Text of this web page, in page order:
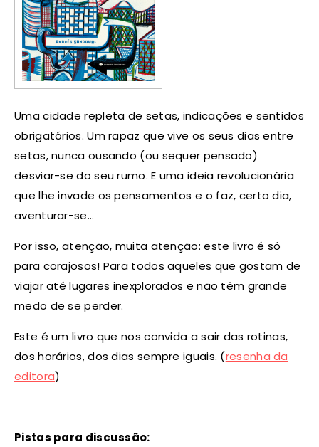
Uma cidade repleta de setas, indicações e sentidos
obrigatórios. Um rapaz que vive os seus dias entre
setas, nunca ousando (ou sequer pensado)
desviar-se do seu rumo. E uma ideia revolucionária
que lhe invade os pensamentos e o faz, certo dia,
aventurar-se…
Por isso, atenção, muita atenção: este livro é só
para corajosos! Para todos aqueles que gostam de
viajar até lugares inexplorados e não têm grande
medo de se perder.
Este é um livro que nos convida a sair das rotinas,
dos horários, dos dias sempre iguais. (resenha da
editora)
Pistas para discussão: